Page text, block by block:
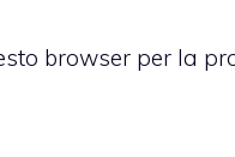
browser per la